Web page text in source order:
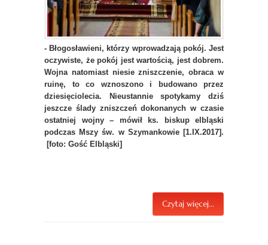
- Błogosławieni, którzy wprowadzają pokój. Jest
oczywiste, że pokój jest wartością, jest dobrem.
Wojna natomiast niesie zniszczenie, obraca w
ruinę, to co wznoszono i budowano przez
dziesięciolecia. Nieustannie spotykamy dziś
jeszcze ślady zniszczeń dokonanych w czasie
ostatniej wojny – mówił ks. biskup elbląski
podczas Mszy św. w Szymankowie [1.IX.2017].
[foto: Gość Elbląski]
Czytaj więcej...